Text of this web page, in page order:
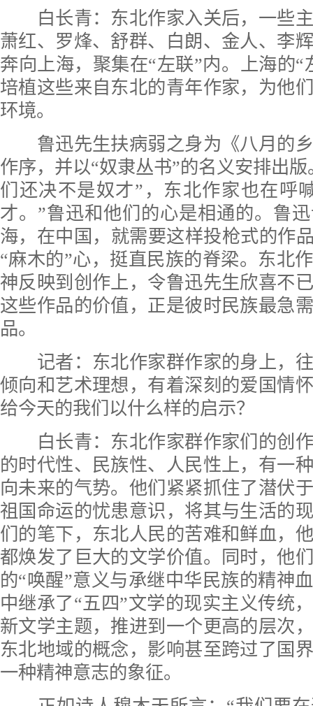
白长青：东北作家入关后，一些主
萧红、罗烽、舒群、白朗、金人、李
奔向上海，聚集在“左联”内。上海的“
培植这些来自东北的青年作家，为他
环境。
鲁迅先生扶病弱之身为《八月的乡
作序，并以“奴隶丛书”的名义安排出
们还决不是奴才”，东北作家也在呼
才。”鲁迅和他们的心是相通的。鲁
海，在中国，就需要这样投枪式的作
“麻木的”心，挺直民族的脊梁。东北
神反映到创作上，令鲁迅先生欣喜不
这些作品的价值，正是彼时民族最急
品。
记者：东北作家群作家的身上，往
倾向和艺术理想，有着深刻的爱国情
给今天的我们以什么样的启示？
白长青：东北作家群作家们的创作
的时代性、民族性、人民性上，有一
向未来的气势。他们紧紧抓住了潜伏
祖国命运的忧患意识，将其与生活的
们的笔下，东北人民的苦难和鲜血，
都焕发了巨大的文学价值。同时，他
的“唤醒”意义与承继中华民族的精神
中继承了“五四”文学的现实主义传统
新文学主题，推进到一个更高的层次
东北地域的概念，影响甚至跨过了国
一种精神意志的象征。